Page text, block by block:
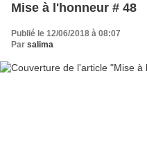
Mise à l'honneur # 48
Publié le 12/06/2018 à 08:07
Par salima